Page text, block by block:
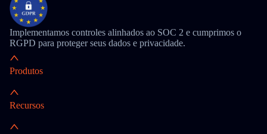
Implementamos controles alinhados ao SOC 2 e cumprimos o
RGPD para proteger seus dados e privacidade.
Produtos
Recursos